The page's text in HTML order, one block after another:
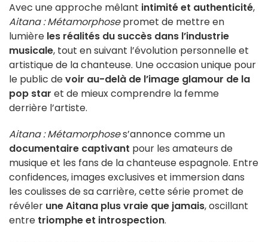
Avec une approche mêlant intimité et authenticité,
Aitana : Métamorphosepromet de mettre en
lumière les réalités du succès dans l’industrie
musicale, tout en suivant l’évolution personnelle et
artistique de la chanteuse. Une occasion unique pour
le public devoir au-delà de l’image glamour de la
pop star et de mieux comprendre la femme
derrière l’artiste.
Aitana : Métamorphoses’annonce comme un
documentaire captivant pour les amateurs de
musique et les fans de la chanteuse espagnole. Entre
confidences, images exclusives et immersion dans
les coulisses de sa carrière, cette série promet de
révéler une Aitana plus vraie que jamais, oscillant
entre triomphe et introspection.